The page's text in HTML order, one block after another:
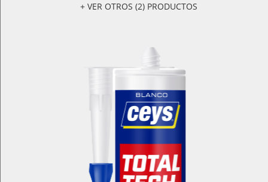
+ VER OTROS (2) PRODUCTOS